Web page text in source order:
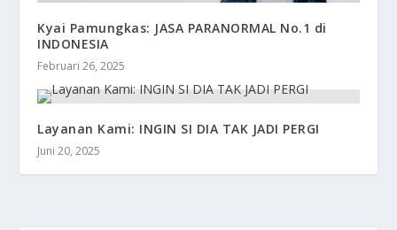
Kyai Pamungkas: JASA PARANORMAL No.1 di
INDONESIA
Februari 26, 2025
Layanan Kami: INGIN SI DIA TAK JADI PERGI
Juni 20, 2025